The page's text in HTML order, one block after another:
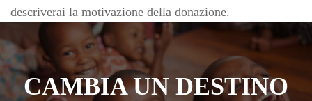
descriverai la motivazione della donazione.
CAMBIA UN DESTINO